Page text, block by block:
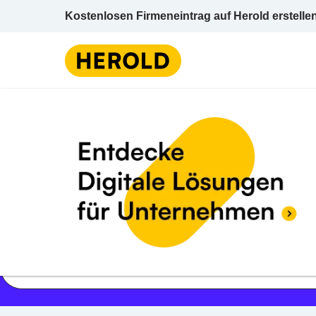
Kostenlosen Firmeneintrag auf Herold